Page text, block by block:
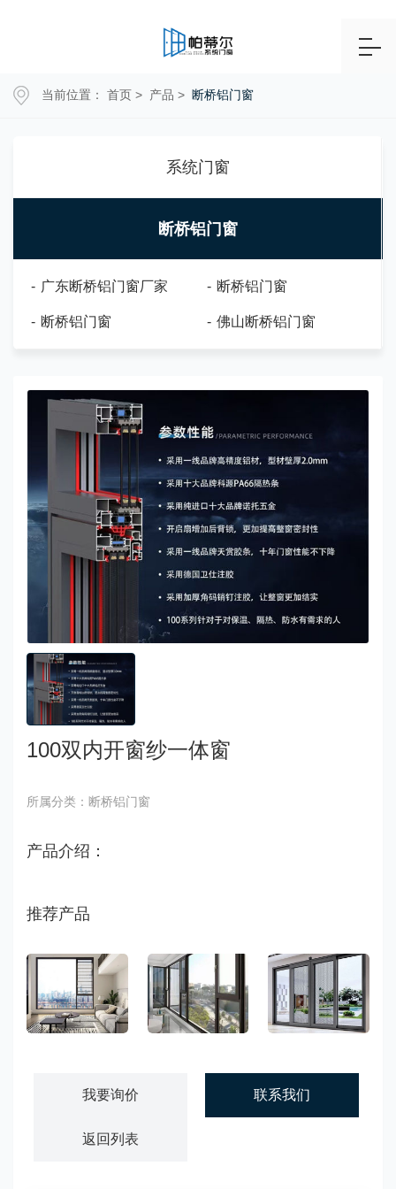
当前位置： 首页 > 产品 > 断桥铝门窗
系统门窗
断桥铝门窗
- 广东断桥铝门窗厂家 - 断桥铝门窗
- 断桥铝门窗 - 佛山断桥铝门窗
100双内开窗纱一体窗
所属分类：断桥铝门窗
产品介绍：
推荐产品
我要询价 联系我们
返回列表